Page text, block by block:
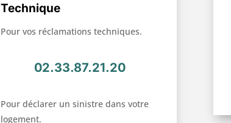
Technique
Pour vos réclamations techniques.
02.33.87.21.20
Pour déclarer un sinistre dans votre
logement.